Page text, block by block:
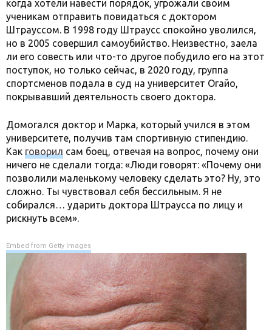
когда хотели навести порядок, угрожали своим
ученикам отправить повидаться с доктором
Штрауссом. В 1998 году Штраусс спокойно уволился,
но в 2005 совершил самоубийство. Неизвестно, заела
ли его совесть или что-то другое побудило его на этот
поступок, но только сейчас, в 2020 году, группа
спортсменов подала в суд на университет Огайо,
покрывавший деятельность своего доктора.
Домогался доктор и Марка, который учился в этом
университете, получив там спортивную стипендию.
Как говорил сам боец, отвечая на вопрос, почему они
ничего не сделали тогда: «Люди говорят: «Почему они
позволили маленькому человеку сделать это? Ну, это
сложно. Ты чувствовал себя бессильным. Я не
собирался… ударить доктора Штраусса по лицу и
рискнуть всем».
Embed from Getty Images